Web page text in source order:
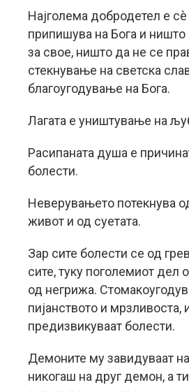
Најголема добродетел е
припишува на Бога и
за свое, ништо да не се
стекнување на светска
благоугодување на Бога.
Лагата е уништување на
Расипаната душа е
болести.
Неверувањето потекнува
живот и од суетата.
Зар сите болести се од
сите, туку поголемиот дел
од негрижа.
пијанството и мрзливоста,
предизвикуваат болести.
Демоните му завидуваат
никогаш на друг демон, а